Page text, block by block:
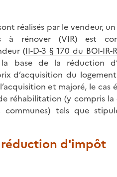
réalisés par le vendeur,
à rénover (VIR) est
(II-D-3 § 170 du BOI-IR-
base de la réduction
d’acquisition du
et majoré, le cas
réhabilitation (y compris
communes) tels que
réduction d'impôt